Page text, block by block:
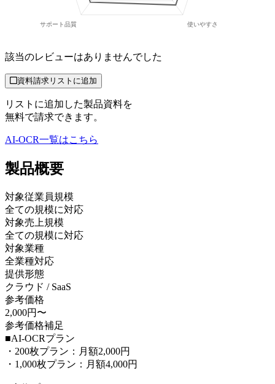
該当のレビューはありませんでした
資料請求リストに追加
リストに追加した製品資料を
無料で請求できます。
AI-OCR一覧はこちら
製品概要
対象従業員規模
全ての規模に対応
対象売上規模
全ての規模に対応
対象業種
全業種対応
提供形態
クラウド / SaaS
参考価格
2,000円〜
参考価格補足
■AI-OCRプラン
・200枚プラン：月額2,000円
・1,000枚プラン：月額4,000円